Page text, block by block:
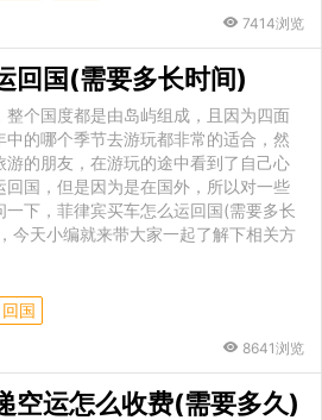
7414浏览
回国(需要多长时间)
个国度都是由岛屿组成，且因为四面
的哪个季节去游玩都非常的适合，然
的朋友，在游玩的途中看到了自己心
国，但是因为是在国外，所以对一些
下，菲律宾买车怎么运回国(需要多长
今天小编就来带大家一起了解下相关方
回国
8641浏览
空运怎么收费(需要多久)